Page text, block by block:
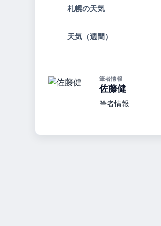
札幌の天気
天気（週間）
筆者情報
佐藤健
筆者情報